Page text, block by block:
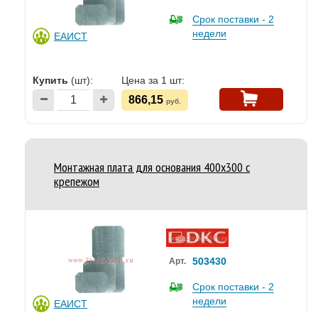
ЕАИСТ
Срок поставки - 2
недели
Купить (шт): Цена за 1 шт:
866,15 руб.
Монтажная плата для основания 400x300 с
крепежом
ЕАИСТ
Арт. 503430
Срок поставки - 2
недели